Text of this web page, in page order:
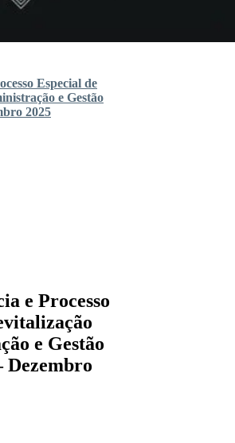
Especial de
e Gestão
2025
e Processo
e Gestão
Dezembro